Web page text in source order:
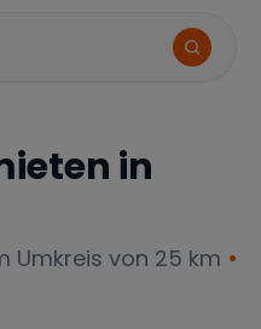
in
Umkreis von 25 km •